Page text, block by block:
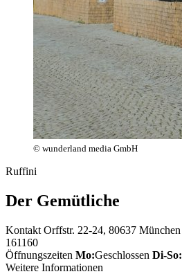
© wunderland media GmbH
Ruffini
Der Gemütliche
Kontakt Orffstr. 22-24, 80637 München
161160
Öffnungszeiten Mo:Geschlossen Di-So:
Weitere Informationen